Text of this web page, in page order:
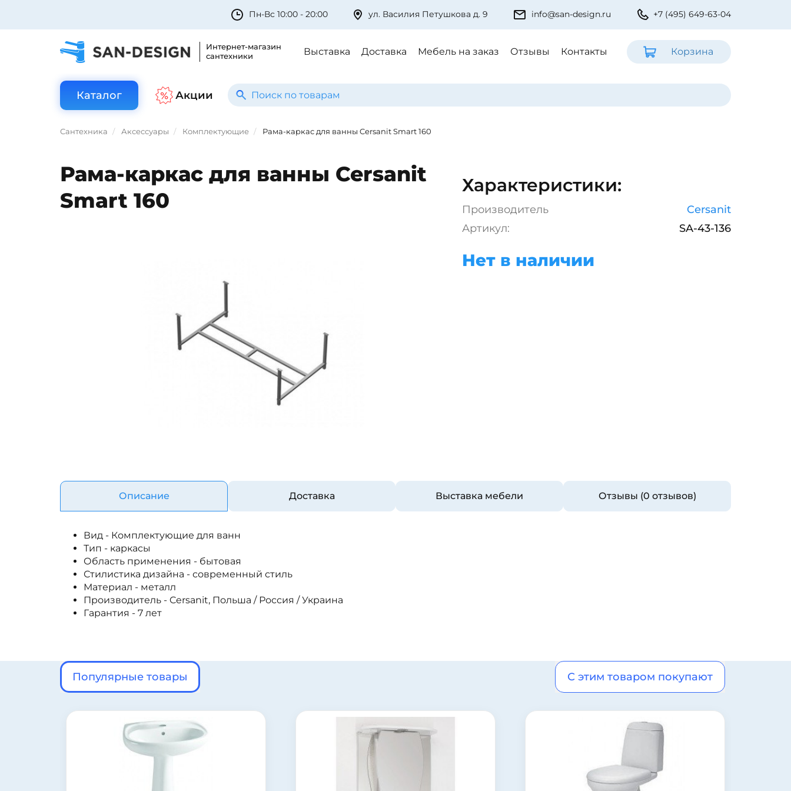
Пн-Вс 10:00 - 20:00 ул. Василия Петушкова д. 9 info@san-design.ru +7 (495) 649-63-04
Интернет-магазин
сантехники
Выставка Доставка Мебель на заказ Отзывы Контакты Корзина
Каталог Акции
Сантехника Аксессуары Комплектующие Рама-каркас для ванны Cersanit Smart 160
Рама-каркас для ванны Cersanit
Smart 160
Характеристики:
Производитель
Cersanit
Артикул:
SA-43-136
Нет в наличии
Описание Доставка Выставка мебели Отзывы (0 отзывов)
Вид - Комплектующие для ванн
Тип - каркасы
Область применения - бытовая
Стилистика дизайна - современный стиль
Материал - металл
Производитель - Cersanit, Польша / Россия / Украина
Гарантия - 7 лет
Популярные товары С этим товаром покупают